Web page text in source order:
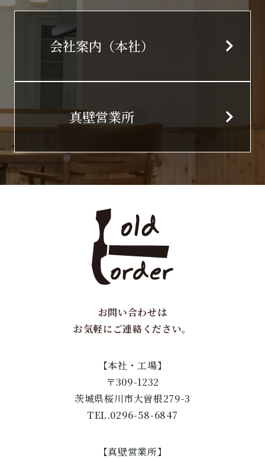
会社案内（本社）
真壁営業所
お問い合わせは
お気軽にご連絡ください。
【本社・工場】
〒309-1232
茨城県桜川市大曽根279-3
TEL.0296-58-6847
【真壁営業所】